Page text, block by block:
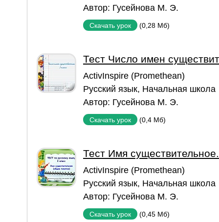
Автор: Гусейнова М. Э.
Скачать урок (0,28 Мб)
Тест Число имен
ActivInspire (Promethean)
Русский язык, Начальная школа
Автор: Гусейнова М. Э.
Скачать урок (0,4 Мб)
Тест Имя существительное.
ActivInspire (Promethean)
Русский язык, Начальная школа
Автор: Гусейнова М. Э.
Скачать урок (0,45 Мб)